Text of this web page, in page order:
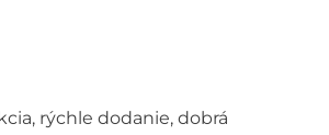
rýchle dodanie, dobrá